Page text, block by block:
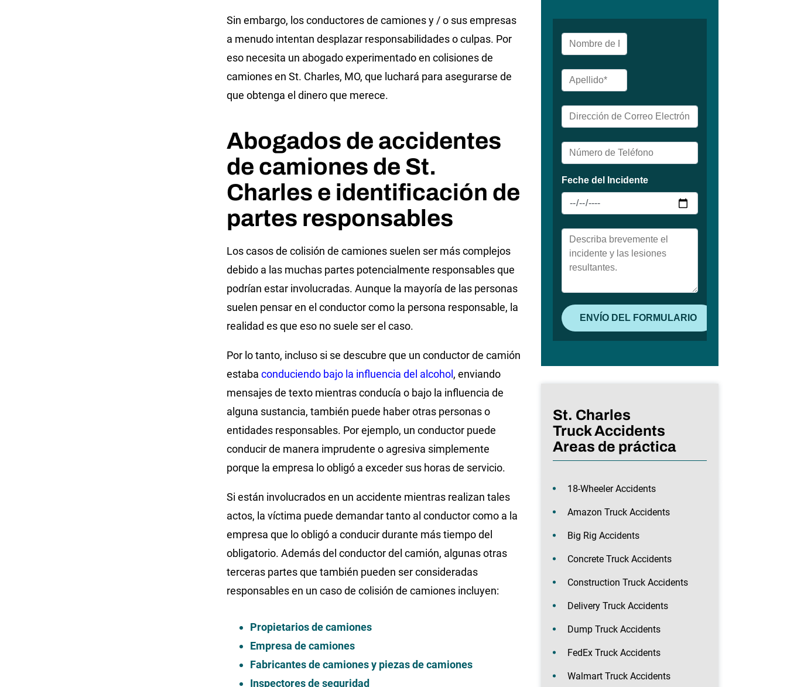
Sin embargo, los conductores de camiones y / o sus empresas
a menudo intentan desplazar responsabilidades o culpas. Por
eso necesita un abogado experimentado en colisiones de
camiones en St. Charles, MO, que luchará para asegurarse de
que obtenga el dinero que merece.
Abogados de accidentes
de camiones de St.
Charles e identificación de
partes responsables
Los casos de colisión de camiones suelen ser más complejos
debido a las muchas partes potencialmente responsables que
podrían estar involucradas. Aunque la mayoría de las personas
suelen pensar en el conductor como la persona responsable, la
realidad es que eso no suele ser el caso.
Por lo tanto, incluso si se descubre que un conductor de camión
estaba conduciendo bajo la influencia del alcohol , enviando
mensajes de texto mientras conducía o bajo la influencia de
alguna sustancia, también puede haber otras personas o
entidades responsables. Por ejemplo, un conductor puede
conducir de manera imprudente o agresiva simplemente
porque la empresa lo obligó a exceder sus horas de servicio.
Si están involucrados en un accidente mientras realizan tales
actos, la víctima puede demandar tanto al conductor como a la
empresa que lo obligó a conducir durante más tiempo del
obligatorio. Además del conductor del camión, algunas otras
terceras partes que también pueden ser consideradas
responsables en un caso de colisión de camiones incluyen:
Propietarios de camiones
Empresa de camiones
Fabricantes de camiones y piezas de camiones
Inspectores de seguridad
St. Charles
Truck Accidents
Areas de práctica
18-Wheeler Accidents
Amazon Truck Accidents
Big Rig Accidents
Concrete Truck Accidents
Construction Truck Accidents
Delivery Truck Accidents
Dump Truck Accidents
FedEx Truck Accidents
Walmart Truck Accidents